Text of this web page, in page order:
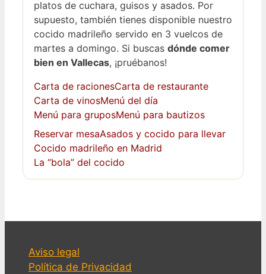
platos de cuchara, guisos y asados. Por
supuesto, también tienes disponible nuestro
cocido madrileño servido en 3 vuelcos de
martes a domingo. Si buscas dónde comer
bien en Vallecas, ¡pruébanos!
Carta de racionesCarta de restaurante
Carta de vinosMenú del día
Menú para gruposMenú para bautizos
Reservar mesaAsados y cocido para llevar
Cocido madrileño en Madrid
La “bola” del cocido
Aviso legal
Política de Privacidad